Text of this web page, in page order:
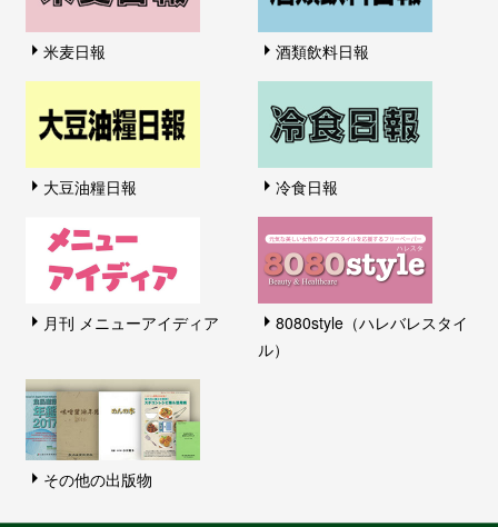
米麦日報 酒類飲料日報
大豆油糧日報 冷食日報
月刊 メニューアイディア
8080style（ハレバレスタイ
ル）
その他の出版物